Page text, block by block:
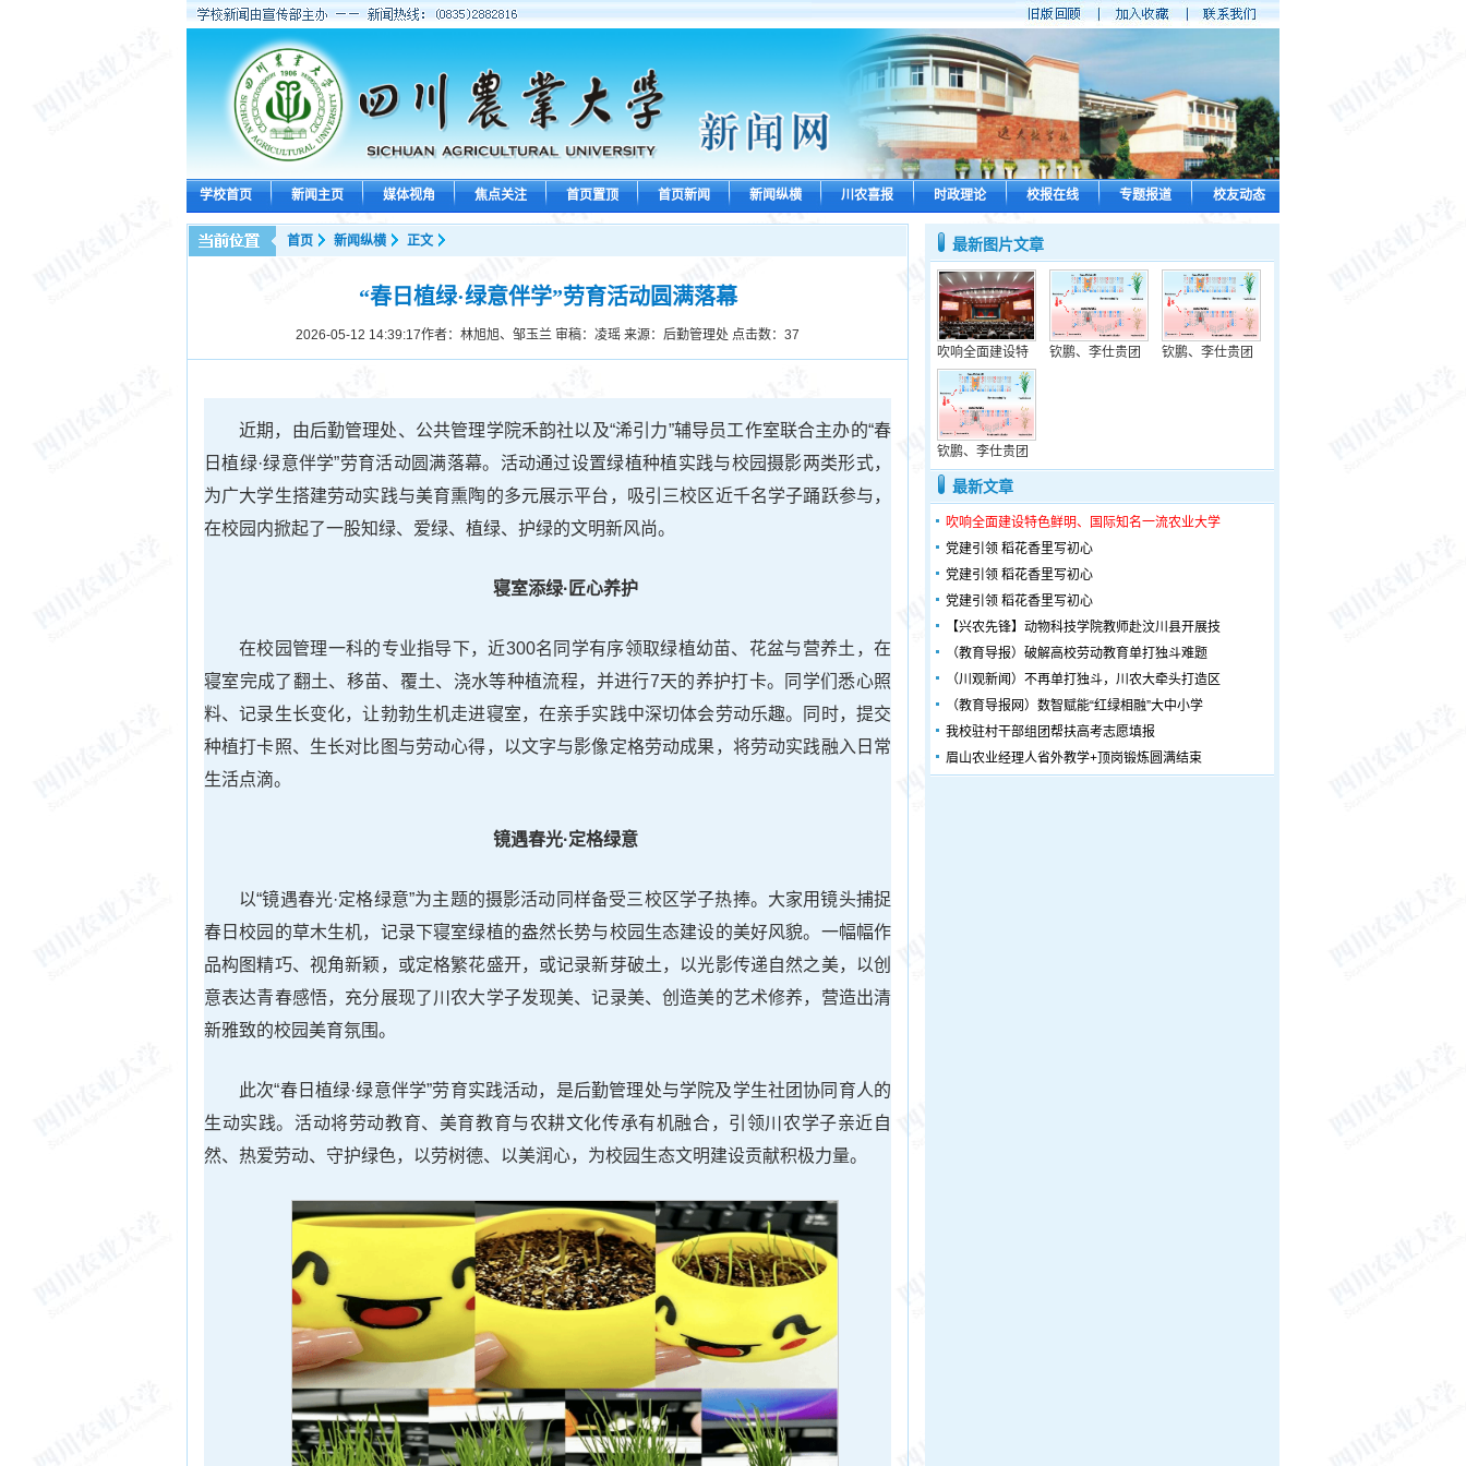
学校首页 新闻主页 媒体视角 焦点关注 首页置顶 首页新闻 新闻纵横 川农喜报 时政理论 校报在线 专题报道 校友动态
首页 新闻纵横 正文
“春日植绿·绿意伴学”劳育活动圆满落幕
2026-05-12 14:39:17作者：林旭旭、邹玉兰 审稿：凌瑶 来源：后勤管理处 点击数： 37
近期，由后勤管理处、公共管理学院禾韵社以及“浠引力”辅导员工作室联合主办的“春
日植绿·绿意伴学”劳育活动圆满落幕。活动通过设置绿植种植实践与校园摄影两类形式，
为广大学生搭建劳动实践与美育熏陶的多元展示平台，吸引三校区近千名学子踊跃参与，
在校园内掀起了一股知绿、爱绿、植绿、护绿的文明新风尚。
寝室添绿·匠心养护
在校园管理一科的专业指导下，近300名同学有序领取绿植幼苗、花盆与营养土，在
寝室完成了翻土、移苗、覆土、浇水等种植流程，并进行7天的养护打卡。同学们悉心照
料、记录生长变化，让勃勃生机走进寝室，在亲手实践中深切体会劳动乐趣。同时，提交
种植打卡照、生长对比图与劳动心得，以文字与影像定格劳动成果，将劳动实践融入日常
生活点滴。
镜遇春光·定格绿意
以“镜遇春光·定格绿意”为主题的摄影活动同样备受三校区学子热捧。大家用镜头捕捉
春日校园的草木生机，记录下寝室绿植的盎然长势与校园生态建设的美好风貌。一幅幅作
品构图精巧、视角新颖，或定格繁花盛开，或记录新芽破土，以光影传递自然之美，以创
意表达青春感悟，充分展现了川农大学子发现美、记录美、创造美的艺术修养，营造出清
新雅致的校园美育氛围。
此次“春日植绿·绿意伴学”劳育实践活动，是后勤管理处与学院及学生社团协同育人的
生动实践。活动将劳动教育、美育教育与农耕文化传承有机融合，引领川农学子亲近自
然、热爱劳动、守护绿色，以劳树德、以美润心，为校园生态文明建设贡献积极力量。
最新图片文章
吹响全面建设特 钦鹏、李仕贵团 钦鹏、李仕贵团
钦鹏、李仕贵团
最新文章
吹响全面建设特色鲜明、国际知名一流农业大学
党建引领 稻花香里写初心
党建引领 稻花香里写初心
党建引领 稻花香里写初心
【兴农先锋】动物科技学院教师赴汶川县开展技
（教育导报）破解高校劳动教育单打独斗难题
（川观新闻）不再单打独斗，川农大牵头打造区
（教育导报网）数智赋能“红绿相融”大中小学
我校驻村干部组团帮扶高考志愿填报
眉山农业经理人省外教学+顶岗锻炼圆满结束